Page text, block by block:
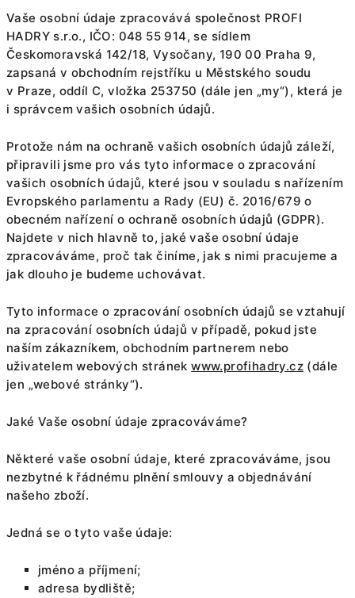
Vaše osobní údaje zpracovává společnost PROFI
HADRY s.r.o., IČO: 048 55 914, se sídlem
Českomoravská 142/18, Vysočany, 190 00 Praha 9,
zapsaná v obchodním rejstříku u Městského soudu
v Praze, oddíl C, vložka 253750 (dále jen „my“), která je
i správcem vašich osobních údajů.
Protože nám na ochraně vašich osobních údajů záleží,
připravili jsme pro vás tyto informace o zpracování
vašich osobních údajů, které jsou v souladu s nařízením
Evropského parlamentu a Rady (EU) č. 2016/679 o
obecném nařízení o ochraně osobních údajů (GDPR).
Najdete v nich hlavně to, jaké vaše osobní údaje
zpracováváme, proč tak činíme, jak s nimi pracujeme a
jak dlouho je budeme uchovávat.
Tyto informace o zpracování osobních údajů se vztahují
na zpracování osobních údajů v případě, pokud jste
naším zákazníkem, obchodním partnerem nebo
uživatelem webových stránekwww.profihadry.cz (dále
jen „webové stránky“).
Jaké Vaše osobní údaje zpracováváme?
Některé vaše osobní údaje, které zpracováváme, jsou
nezbytné k řádnému plnění smlouvy a objednávání
našeho zboží.
Jedná se o tyto vaše údaje:
jméno a příjmení;
adresa bydliště;